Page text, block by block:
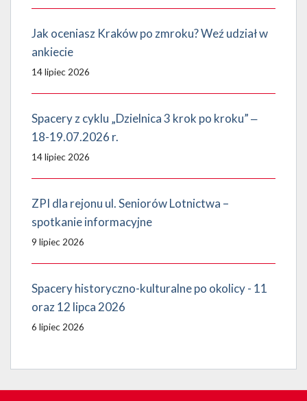
Jak oceniasz Kraków po zmroku? Weź udział w
ankiecie
14 lipiec 2026
Spacery z cyklu „Dzielnica 3 krok po kroku” ‒
18-19.07.2026 r.
14 lipiec 2026
ZPI dla rejonu ul. Seniorów Lotnictwa –
spotkanie informacyjne
9 lipiec 2026
Spacery historyczno-kulturalne po okolicy - 11
oraz 12 lipca 2026
6 lipiec 2026